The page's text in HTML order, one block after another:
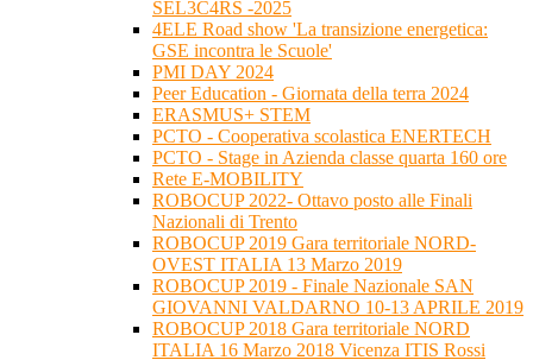
SEL3C4RS -2025
4ELE Road show 'La transizione energetica:
GSE incontra le Scuole'
PMI DAY 2024
Peer Education - Giornata della terra 2024
ERASMUS+ STEM
PCTO - Cooperativa scolastica ENERTECH
PCTO - Stage in Azienda classe quarta 160 ore
Rete E-MOBILITY
ROBOCUP 2022- Ottavo posto alle Finali
Nazionali di Trento
ROBOCUP 2019 Gara territoriale NORD-
OVEST ITALIA 13 Marzo 2019
ROBOCUP 2019 - Finale Nazionale SAN
GIOVANNI VALDARNO 10-13 APRILE 2019
ROBOCUP 2018 Gara territoriale NORD
ITALIA 16 Marzo 2018 Vicenza ITIS Rossi